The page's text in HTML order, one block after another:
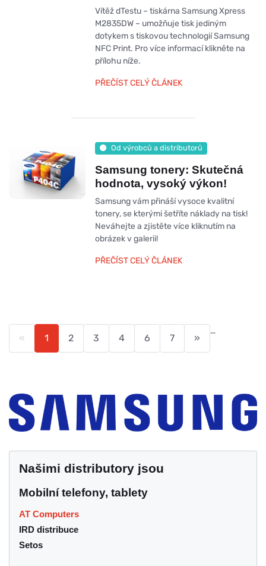
Vítěž dTestu – tiskárna Samsung Xpress
M2835DW – umožňuje tisk jediným
dotykem s tiskovou technologií Samsung
NFC Print. Pro více informací klikněte na
přílohu níže.
PŘEČÍST CELÝ ČLÁNEK
Od výrobců a distributorů
Samsung tonery: Skutečná
hodnota, vysoký výkon!
Samsung vám přináší vysoce kvalitní
tonery, se kterými šetříte náklady na tisk!
Neváhejte a zjistěte více kliknutím na
obrázek v galerii!
PŘEČÍST CELÝ ČLÁNEK
« 1 2 3 4
…
6 7 »
Našimi distributory jsou
Mobilní telefony, tablety
AT Computers
IRD distribuce
Setos